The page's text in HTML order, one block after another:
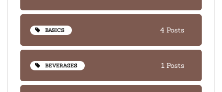
BASICS 4 Posts
BEVERAGES 1 Posts